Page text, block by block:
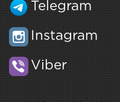
Telegram
Instagram
Viber